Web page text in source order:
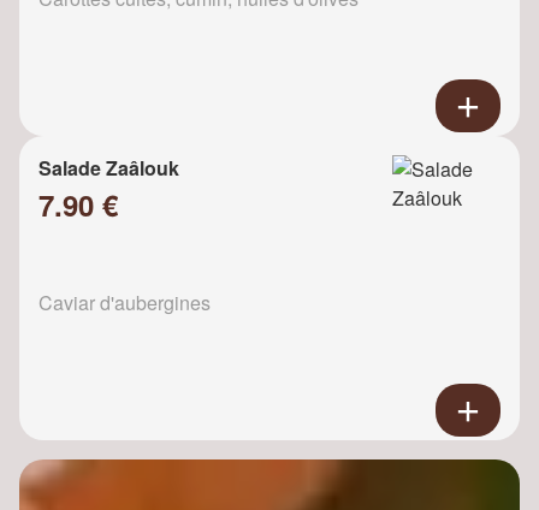
Salade Zaâlouk
7.90 €
Caviar d'aubergines